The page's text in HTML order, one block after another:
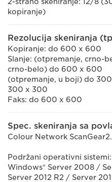
kopiranje)
Rezolucija skeniranja
Kopiranje: do 600 x 600
Slanje: (otpremanje, crno-
crno-belo) do 600 x 600
(otpremanje, u boji) do
300 x 300
Faks: do 600 x 600
Spec. skeniranja sa
Colour Network
Podržani operativni
Windows® Server 2008 /
Server 2012 R2 / Server